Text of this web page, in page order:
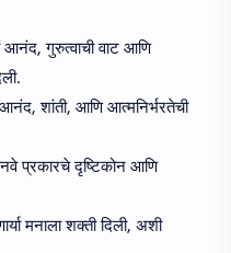
आनंद, गुरुत्वाची वाट आणि
शांती, आणि आत्मनिर्भरतेची
प्रकारचे दृष्टिकोन आणि
मनाला शक्ती दिली, अशी